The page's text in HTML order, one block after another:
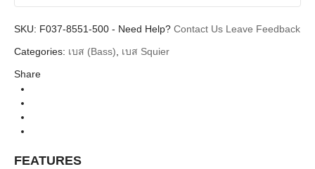
Additional information
Brands Squier
Colors
SKU: F037-8551-500 - Need Help? Contact Us Leave Feedback
Categories: เบส (Bass), เบส Squier
Share
FEATURES